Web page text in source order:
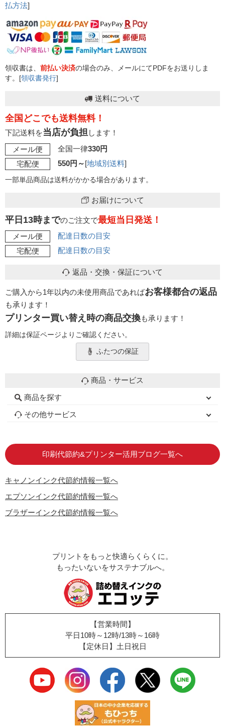
払方法]
領収書は、 前払い決済の場合のみ、メールにてPDFをお送りしま
す。[領収書発行]
送料について
全国どこでも送料無料！
下記送料を当店が負担します！
メール便
全国一律330円
宅配便
550円～[地域別送料]
一部単品商品は送料がかかる場合があります。
お届けについて
平日13時までのご注文で最短当日発送！
メール便
配達日数の目安
宅配便
配達日数の目安
返品・交換・保証について
ご購入から1年以内の未使用商品であればお客様都合の返品
も承ります！
プリンター買い替え時の商品交換も承ります！
詳細は保証ページよりご確認ください。
ふたつの保証
商品・サービス
商品を探す
初心者用セット
キャノンインク
エプソンインク
ブラザーインク
詰め替えインク
互換インクボトル
互換インクカートリッジ
再生インクカートリッジ
トナーカートリッジ
その他サービス
印刷代節約&プリンター活用ブログ一覧へ
キャノンインク代節約情報一覧へ
エプソンインク代節約情報一覧へ
ブラザーインク代節約情報一覧へ
プリントをもっと快適らくらくに。
もったいないをサステナブルへ。
【営業時間】
平日10時～12時/13時～16時
【定休日】土日祝日